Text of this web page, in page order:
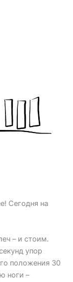
Сегодня на
– и стоим.
упор
положения 30
ноги –